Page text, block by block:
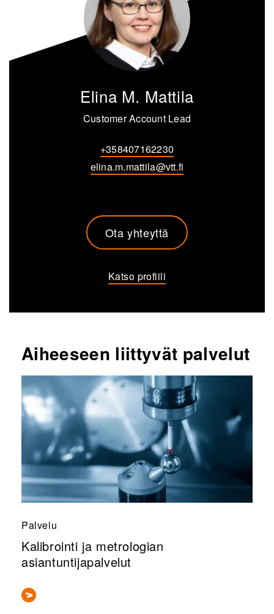
Elina M. Mattila
Customer Account Lead
+358407162230
elina.m.mattila@vtt.fi
Ota yhteyttä
Katso profiili
Aiheeseen liittyvät palvelut
Palvelu
Kalibrointi ja metrologian
asiantuntijapalvelut